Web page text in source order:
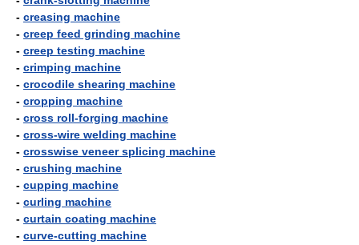
- creasing machine
- creep feed grinding machine
- creep testing machine
- crimping machine
- crocodile shearing machine
- cropping machine
- cross roll-forging machine
- cross-wire welding machine
- crosswise veneer splicing machine
- crushing machine
- cupping machine
- curling machine
- curtain coating machine
- curve-cutting machine